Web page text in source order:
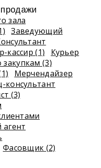
зала
Заведующий
кассир (1)
Курьер
(3)
Мерчендайзер
консультант
(3)
Фасовщик (2)